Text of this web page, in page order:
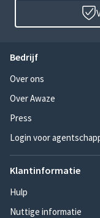
Bedrijf
Over ons
Over Awaze
Press
Login voor
Klantinformatie
Hulp
Nuttige informatie